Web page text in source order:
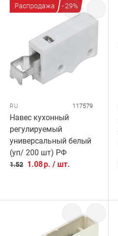
Распродажа - 29%
RU 117579
Навес кухонный
регулируемый
универсальный белый
(уп/ 200 шт) РФ
1.52 1.08р. / шт.